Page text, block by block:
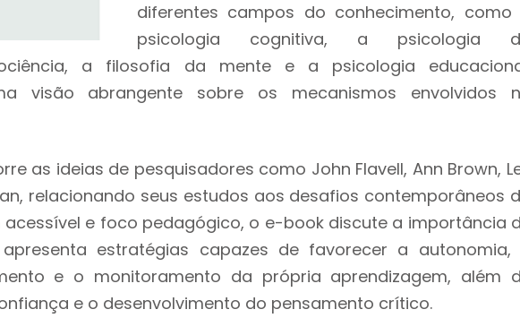
diferentes campos do conhecimento, como
psicologia cognitiva, a psicologia
a filosofia da mente e a psicologia
visão abrangente sobre os mecanismos envolvidos
as ideias de pesquisadores como John Flavell, Ann Brown,
relacionando seus estudos aos desafios contemporâneos
e foco pedagógico, o e-book discute a importância
estratégias capazes de favorecer a autonomia,
e o monitoramento da própria aprendizagem, além
e o desenvolvimento do pensamento crítico.